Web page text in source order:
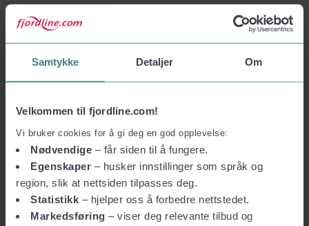
Samtykke Detaljer Om
Velkommen til fjordline.com!
Vi bruker cookies for å gi deg en god opplevelse:
Nødvendige – får siden til å fungere.
Egenskaper – husker innstillinger som språk og
region, slik at nettsiden tilpasses deg.
Statistikk – hjelper oss å forbedre nettstedet.
Markedsføring – viser deg relevante tilbud og